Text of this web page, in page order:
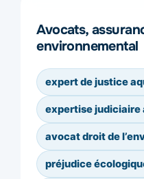
Avocats,
environnemental
expert de justice
expertise judiciaire
avocat droit de
préjudice